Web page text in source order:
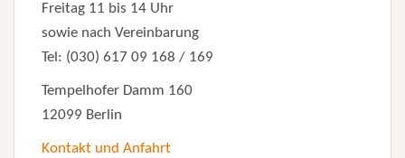
Freitag 11 bis 14 Uhr
sowie nach Vereinbarung
Tel: (030) 617 09 168 / 169
Tempelhofer Damm 160
12099 Berlin
Kontakt und Anfahrt